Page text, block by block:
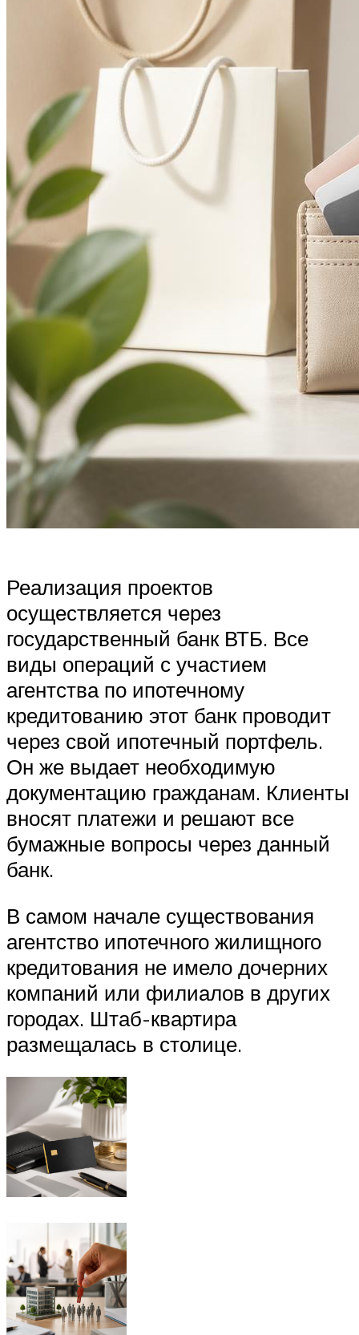
Реализация проектов
осуществляется через
государственный банк ВТБ. Все
виды операций с участием
агентства по ипотечному
кредитованию этот банк проводит
через свой ипотечный портфель.
Он же выдает необходимую
документацию гражданам. Клиенты
вносят платежи и решают все
бумажные вопросы через данный
банк.
В самом начале существования
агентство ипотечного жилищного
кредитования не имело дочерних
компаний или филиалов в других
городах. Штаб-квартира
размещалась в столице.